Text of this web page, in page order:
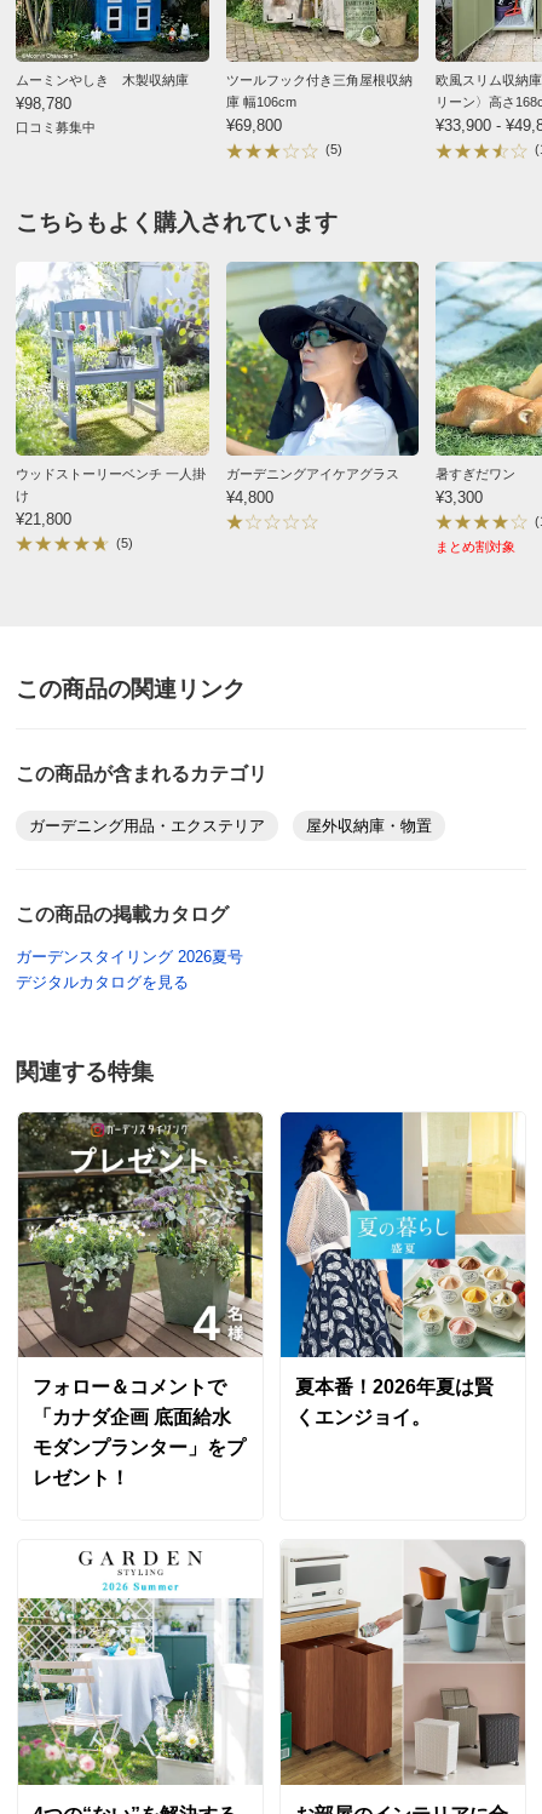
いただいております。
※家具レンタル「flect」をご利用の場合、返却は中途解
約として承ります。詳しくはこちら
※有料組み立てサービスは対象外です。
■色：（ア）ホワイトウォッシュ （イ）ダークブラウン
奥行35・高さ60）cm
■重さ：20kg
■素材：杉天然木（水性ステン系塗装）
■収納部可動棚板1枚付き
■耐荷重：飾り棚…5、収納部棚板…10kg
■中国製
ディノスのサイズ
み立てもとっても簡単でした。
上下で分かれているのですが、上下を接合する際だけは
2人の方がいいかと思います。
収納力に関しては、液肥も立てて収納できますし、培養
土等も問題なく入り満足です。
目立つ部分にヒビ、割れや欠けが数カ所ありました。
今まで色々な組み立て家具を購入しましたが、こんな商
品は初めてです。
耐久性が少し心配です。
材質だけ値段に見合ってないかと思い残念です。
半額くらいならこの材質でも、、、
という感覚です。
「アンティーク風」と割り切って、補修しながら大切に
使いたいと思います。
2026/04/04
デザインや収納力、組み立てやすさについてご満足
一方で、材質や仕上がりに関してご期待に添えない
少のヒビ・割れ・欠けなどが見られる場合がござい
きまして、何卒ご理解いただけますと幸いです。
なお、長くご愛用いただくために、簡単なお手入れ
下記をご参考頂けますと幸いです。
https://www.dinos.co.jp/garden/oteire/post.html
お手数をおかけしてしまい恐縮ではございますが、
メンテナンスをしながらお使いいただくことで、天
然木ならではの風合いの変化もお楽しみいただけま
したらうれしく思います。
今後ともどうぞよろしくお願いいたします。
ホワイトウォッシュ
京都府
木が歪んでいたりネジ穴がズレていたり
なかなか組立に大変でした
ネジ穴を新たに作成したり
扉の隙間が開きすぎていたので
内側から板を張り見えなくしたり
試行錯誤しながら組立ました
見た目が可愛いので買って良かったです
2025/07/08
商品担当者より
ムーミンやしき 木製収納庫
¥98,780
口コミ募集中
ツールフック付き三角屋根収納
庫 幅106cm
¥69,800
(5)
欧風スリム収納
リーン〉高さ
¥33,900 -
こちらもよく購入されています
ウッドストーリーベンチ 一人掛
け
¥21,800
(5)
ガーデニングアイケアグラス
¥4,800
暑すぎだワン
¥3,300
まとめ割対象
この商品の関連リンク
この商品が含まれるカテゴリ
ガーデニング用品・エクステリア 屋外収納庫・物置
この商品の掲載カタログ
ガーデンスタイリング 2026夏号
デジタルカタログを見る
関連する特集
フォロー＆コメントで
「カナダ企画 底面給水
モダンプランター」をプ
レゼント！
夏本番！2026年夏は賢
くエンジョイ。